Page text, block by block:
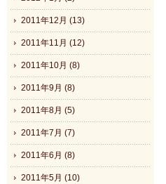
2011年12月 (13)
2011年11月 (12)
2011年10月 (8)
2011年9月 (8)
2011年8月 (5)
2011年7月 (7)
2011年6月 (8)
2011年5月 (10)